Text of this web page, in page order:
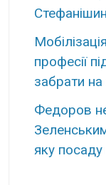
професії
забрати
Федоров
яку посаду